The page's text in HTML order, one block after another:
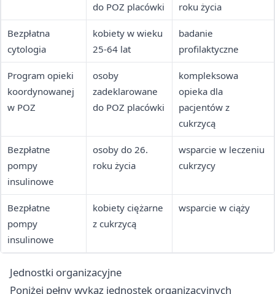
do POZ placówki
roku życia
Bezpłatna
cytologia
kobiety w wieku
25-64 lat
badanie
profilaktyczne
Program opieki
koordynowanej
w POZ
osoby
zadeklarowane
do POZ placówki
kompleksowa
opieka dla
pacjentów z
cukrzycą
Bezpłatne
pompy
insulinowe
osoby do 26.
roku życia
wsparcie w leczeniu
cukrzycy
Bezpłatne
pompy
insulinowe
kobiety ciężarne
z cukrzycą
wsparcie w ciąży
Jednostki organizacyjne
Poniżej pełny wykaz jednostek organizacyjnych